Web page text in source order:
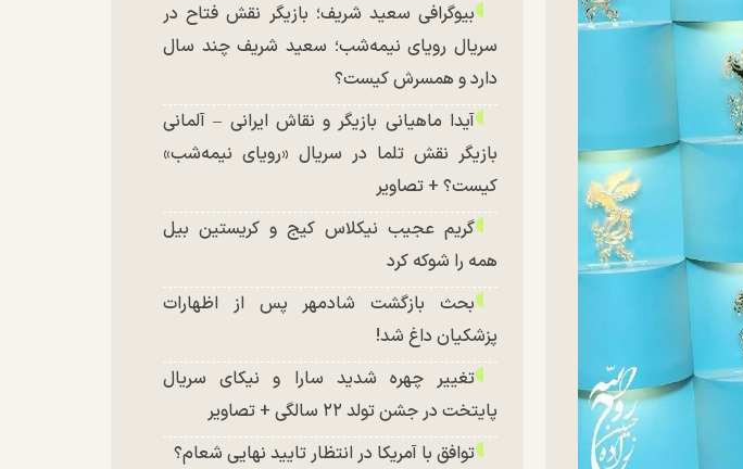
بیوگرافی سعید شریف؛ بازیگر نقش فتاح در
سریال رویای نیمه‌شب؛ سعید شریف چند سال
دارد و همسرش کیست؟
آیدا ماهیانی بازیگر و نقاش ایرانی – آلمانی
بازیگر نقش تلما در سریال «رویای نیمه‌شب»
کیست؟ + تصاویر
گریم عجیب نیکلاس کیج و کریستین بیل
همه را شوکه کرد
بحث بازگشت شادمهر پس از اظهارات
پزشکیان داغ شد!
تغییر چهره شدید سارا و نیکای سریال
پایتخت در جشن تولد ۲۲ سالگی + تصاویر
توافق با آمریکا در انتظار تایید نهایی شعام؟